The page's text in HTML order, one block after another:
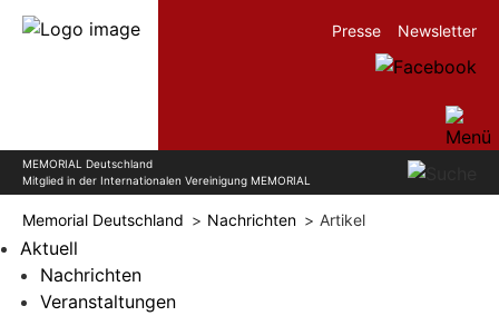
MEMORIAL Deutschland
Mitglied in der Internationalen Vereinigung MEMORIAL
Presse Newsletter
Memorial Deutschland Nachrichten Artikel
Aktuell
Nachrichten
Veranstaltungen